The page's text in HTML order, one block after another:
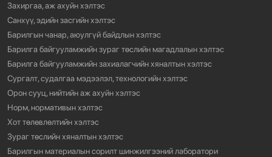
Захиргаа, аж ахуйн хэлтэс
Санхүү, эдийн засгийн хэлтэс
Барилгын чанар, аюулгүй байдлын хэлтэс
Барилга байгууламжийн зураг төслийн магадлалын хэлтэс
Барилга байгууламжийн захиалагчийн хяналтын хэлтэс
Сургалт, судалгаа мэдээлэл, технологийн хэлтэс
Орон сууц, нийтийн аж ахуйн хэлтэс
Норм, нормативын хэлтэс
Хот төлөвлөлтийн хэлтэс
Зураг төслийн хяналтын хэлтэс
Барилгын материалын сорилт шинжилгээний лаборатори